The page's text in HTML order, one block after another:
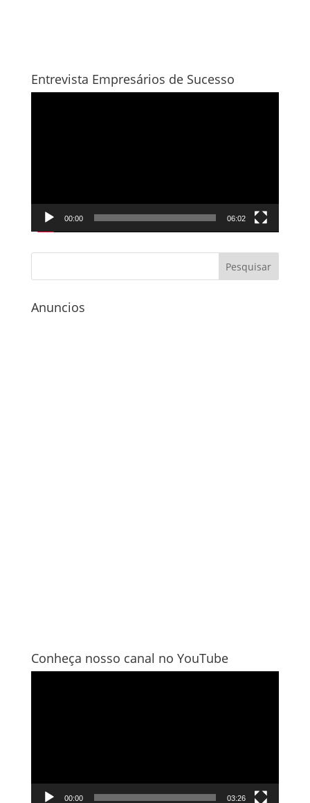
Entrevista Empresários de Sucesso
00:00 06:02
Anuncios
Conheça nosso canal no YouTube
00:00 03:26